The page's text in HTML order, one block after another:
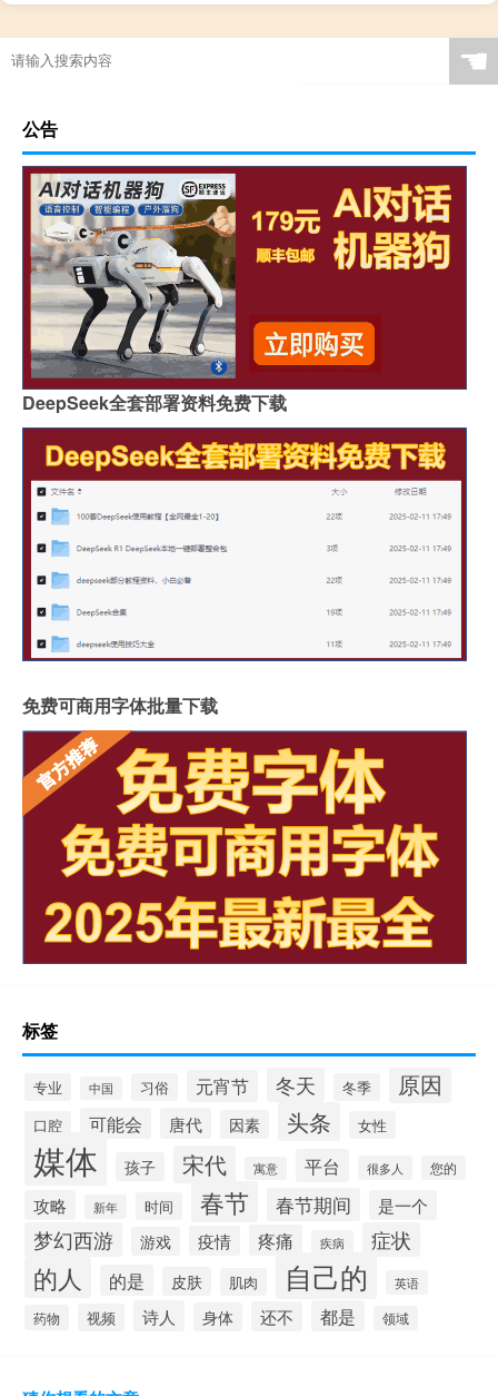
大皇帝西域攻略
☚
公告
DeepSeek全套部署资料免费下载
免费可商用字体批量下载
标签
专业 中国 习俗 元宵节 冬天 冬季 原因
口腔 可能会 唐代 因素 头条 女性
媒体 孩子 宋代 寓意 平台 很多人 您的
攻略 新年 时间 春节 春节期间 是一个
梦幻西游 游戏 疫情 疼痛 疾病 症状
的人 的是 皮肤 肌肉 自己的 英语
药物 视频 诗人 身体 还不 都是 领域